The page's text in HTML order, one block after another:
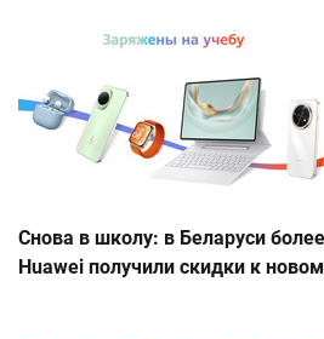
Снова в школу: в Беларуси
Huawei получили скидки к